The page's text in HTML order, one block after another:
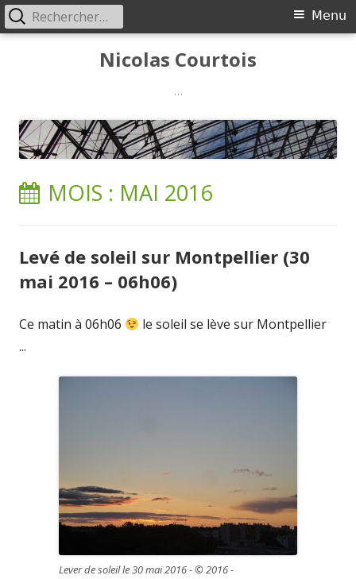
Nicolas Courtois
…
Menu
Menu
Rechercher :
MOIS : MAI 2016
Levé de soleil sur Montpellier (30
mai 2016 – 06h06)
Ce matin à 06h06
le soleil se lève sur Montpellier
...
Lever de soleil le 30 mai 2016 - © 2016 -